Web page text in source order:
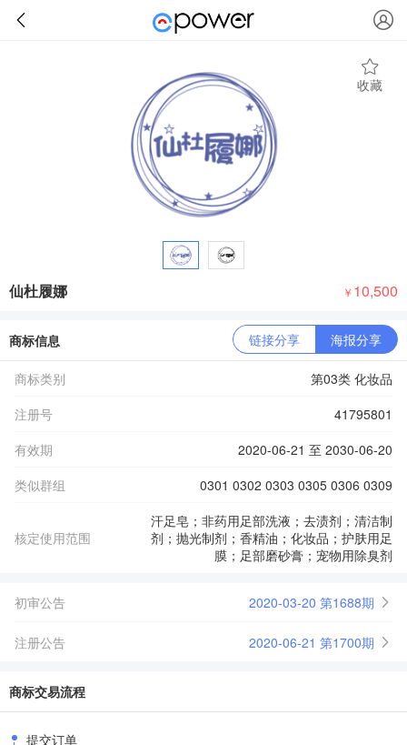
收藏
仙杜履娜 ￥ 10,500
商标信息 链接分享 海报分享
商标类别
第03类 化妆品
注册号
41795801
有效期
2020-06-21 至 2030-06-20
类似群组
0301 0302 0303 0305 0306 0309
核定使用范围
汗足皂；非药用足部洗液；去渍剂；清洁制
剂；抛光制剂；香精油；化妆品；护肤用足
膜；足部磨砂膏；宠物用除臭剂
初审公告 2020-03-20 第1688期
注册公告 2020-06-21 第1700期
商标交易流程
提交订单